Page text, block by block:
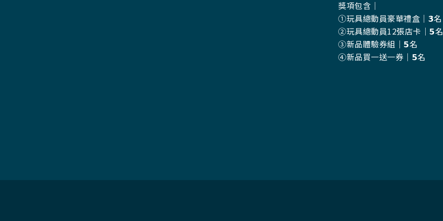
獎項包含｜
①玩具總動員豪華禮盒｜𝟯名
②玩具總動員12張店卡｜𝟱名
③新品體驗券組｜𝟱名
④新品買一送一券｜𝟱名